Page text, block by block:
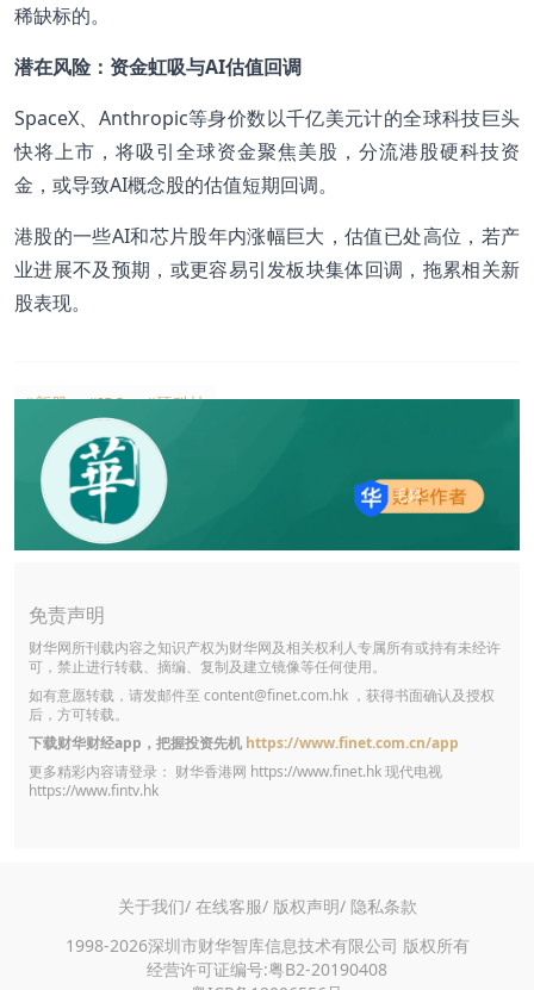
稀缺标的。
潜在风险：资金虹吸与AI估值回调
SpaceX、Anthropic等身价数以千亿美元计的全球科技巨头
快将上市，将吸引全球资金聚焦美股，分流港股硬科技资
金，或导致AI概念股的估值短期回调。
港股的一些AI和芯片股年内涨幅巨大，估值已处高位，若产
业进展不及预期，或更容易引发板块集体回调，拖累相关新
股表现。
#新股 #IPO #硬科技
毛婷
免责声明
财华网所刊载内容之知识产权为财华网及相关权利人专属所有或持有未经许
可，禁止进行转载、摘编、复制及建立镜像等任何使用。
如有意愿转载，请发邮件至 content@finet.com.hk ，获得书面确认及授权
后，方可转载。
下载财华财经app，把握投资先机 https://www.finet.com.cn/app
更多精彩内容请登录： 财华香港网 https://www.finet.hk现代电视
https://www.fintv.hk
关于我们/ 在线客服/ 版权声明/ 隐私条款
1998-2026深圳市财华智库信息技术有限公司 版权所有
经营许可证编号:粤B2-20190408